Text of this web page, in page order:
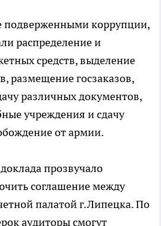
подверженными коррупции,
распределение и
средств, выделение
размещение госзаказов,
различных документов,
учреждения и сдачу
от армии.
прозвучало
соглашение между
палатой г.Липецка. По
аудиторы смогут